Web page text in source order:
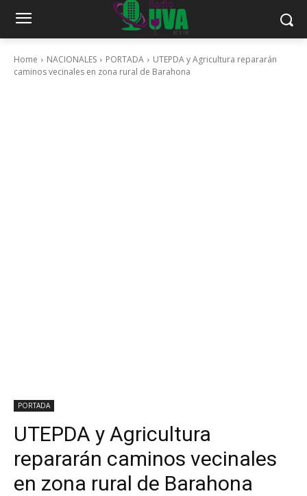
Home NACIONALES PORTADA
UTEPDA y Agricultura repararán
caminos vecinales en zona rural de Barahona
PORTADA
UTEPDA y Agricultura
repararán caminos vecinales
en zona rural de Barahona